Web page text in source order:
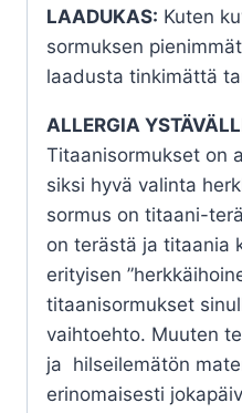
LAADUKAS: Kuten
sormuksen
laadusta tinkimättä
ALLERGIA
Titaanisormukset on
siksi hyvä valinta
sormus on titaani-
on terästä ja titaania
erityisen
titaanisormukset
vaihtoehto. Muuten
ja hilseilemätön
erinomaisesti